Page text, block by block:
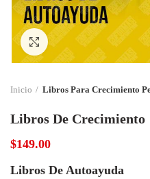
Click to enlarge
Inicio Libros Para Crecimiento
Libros De Crecimiento
$149.00
Libros De Autoayuda